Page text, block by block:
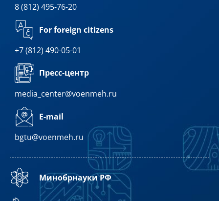
8 (812) 495-76-20
For foreign citizens
+7 (812) 490-05-01
Пресс-центр
media_center@voenmeh.ru
E-mail
bgtu@voenmeh.ru
Минобрнауки РФ